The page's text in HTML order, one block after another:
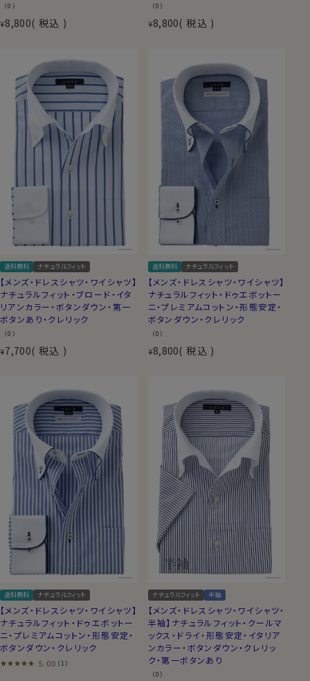
（0）
¥8,800 税込
（0）
¥8,800 税込
送料無料 ナチュラルフィット
【メンズ・ドレスシャツ・ワイシャツ】
ナチュラルフィット・ブロード・イタ
リアンカラー・ボタンダウン・第一
ボタンあり・クレリック
（0）
¥7,700 税込
送料無料 ナチュラルフィット
【メンズ・ドレスシャツ・ワイシャツ】
ナチュラルフィット・ドゥエボットー
ニ・プレミアムコットン・形態安定・
ボタンダウン・クレリック
（0）
¥8,800 税込
送料無料 ナチュラルフィット
【メンズ・ドレスシャツ・ワイシャツ】
ナチュラルフィット・ドゥエボットー
ニ・プレミアムコットン・形態安定・
ボタンダウン・クレリック
5.00 （1）
ナチュラルフィット 半袖
【メンズ・ドレスシャツ・ワイシャツ・
半袖】ナチュラルフィット・クールマ
ックス・ドライ・形態安定・イタリア
ンカラー・ボタンダウン・クレリッ
ク・第一ボタンあり
（0）